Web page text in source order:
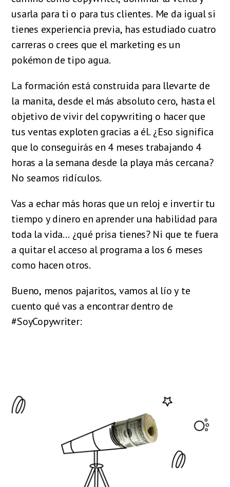
usarla para ti o para tus clientes. Me da igual si
tienes experiencia previa, has estudiado cuatro
carreras o crees que el marketing es un
pokémon de tipo agua.
La formación está construida para llevarte de
la manita, desde el más absoluto cero, hasta el
objetivo de vivir del copywriting o hacer que
tus ventas exploten gracias a él. ¿Eso significa
que lo conseguirás en 4 meses trabajando 4
horas a la semana desde la playa más cercana?
No seamos ridículos.
Vas a echar más horas que un reloj e invertir tu
tiempo y dinero en aprender una habilidad para
toda la vida… ¿qué prisa tienes? Ni que te fuera
a quitar el acceso al programa a los 6 meses
como hacen otros.
Bueno, menos pajaritos, vamos al lío y te
cuento qué vas a encontrar dentro de
#SoyCopywriter: